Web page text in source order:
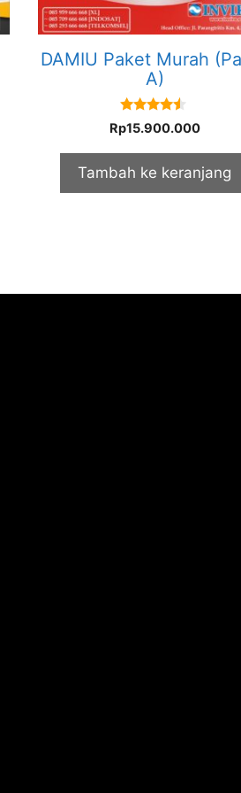
DAMIU Paket Murah
A)
4.33
out of 5
Rp15.900.000
Tambah ke keranjang